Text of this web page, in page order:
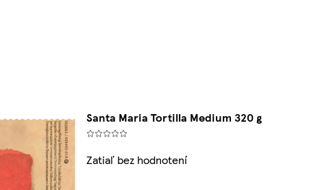
Santa Maria Tortilla Medium 320 g
Zatiaľ bez hodnotení